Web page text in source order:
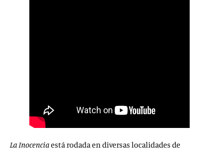
La Inocenciaestá rodada en diversas localidades de